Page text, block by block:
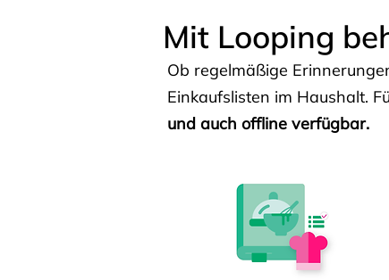
Mit Looping
Ob regelmäßige
Einkaufslisten im Haushalt.
und auch offline verfügbar.